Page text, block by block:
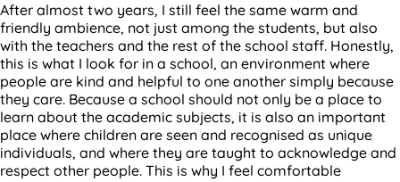
After almost two years, I still feel the same warm and
friendly ambience, not just among the students, but also
with the teachers and the rest of the school staff. Honestly,
this is what I look for in a school, an environment where
people are kind and helpful to one another simply because
they care. Because a school should not only be a place to
learn about the academic subjects, it is also an important
place where children are seen and recognised as unique
individuals, and where they are taught to acknowledge and
respect other people. This is why I feel comfortable